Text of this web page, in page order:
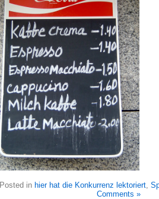
Posted in hier hat die Konkurrenz lektoriert,
Comments »